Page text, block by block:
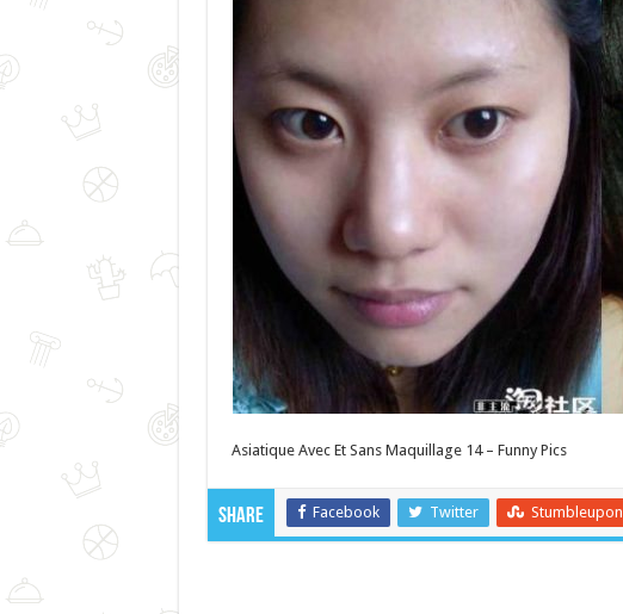
Asiatique Avec Et Sans Maquillage 14 – Funny Pics
Share Facebook Twitter Stumbleupon